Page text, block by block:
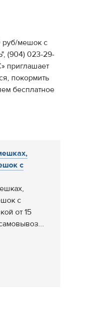
руб/мешок с
(904) 023-29-
приглашает
покормить
бесплатное
с
с
от 15